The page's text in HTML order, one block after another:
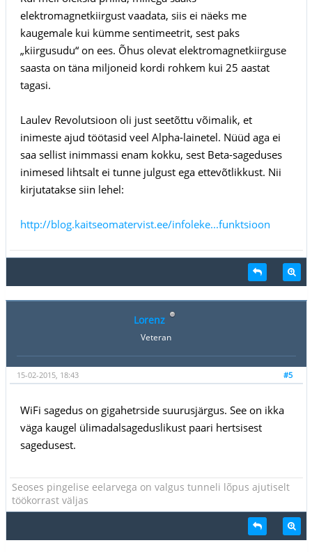
elektromagnetkiirgust vaadata, siis ei näeks me
kaugemale kui kümme sentimeetrit, sest paks
„kiirgusudu“ on ees. Õhus olevat elektromagnetkiirguse
saasta on täna miljoneid kordi rohkem kui 25 aastat
tagasi.
Laulev Revolutsioon oli just seetõttu võimalik, et
inimeste ajud töötasid veel Alpha-lainetel. Nüüd aga ei
saa sellist inimmassi enam kokku, sest Beta-sageduses
inimesed lihtsalt ei tunne julgust ega ettevõtlikkust. Nii
kirjutatakse siin lehel:
http://blog.kaitseomatervist.ee/infoleke...funktsioon
Lorenz
Veteran
#5
15-02-2015, 18:43
WiFi sagedus on gigahetrside suurusjärgus. See on ikka
väga kaugel ülimadalsageduslikust paari hertsisest
sagedusest.
Seoses pingelise eelarvega on valgus tunneli lõpus ajutiselt
töökorrast väljas